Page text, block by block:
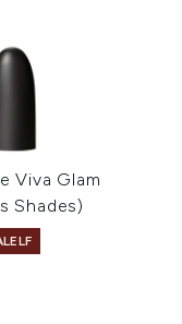
Viva Glam
Shades)